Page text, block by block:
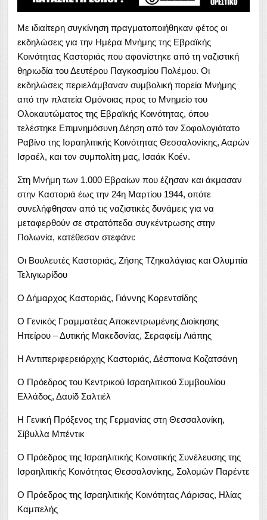
Με ιδιαίτερη συγκίνηση πραγματοποιήθηκαν φέτος οι
εκδηλώσεις για την Ημέρα Μνήμης της Εβραϊκής
Κοινότητας Καστοριάς που αφανίστηκε από τη ναζιστική
θηριωδία του Δευτέρου Παγκοσμίου Πολέμου. Οι
εκδηλώσεις περιελάμβαναν συμβολική πορεία Μνήμης
από την πλατεία Ομόνοιας προς το Μνημείο του
Ολοκαυτώματος της Εβραϊκής Κοινότητας, όπου
τελέστηκε Επιμνημόσυνη Δέηση από τον Σοφολογιότατο
Ραβίνο της Ισραηλιτικής Κοινότητας Θεσσαλονίκης, Ααρών
Ισραέλ, και τον συμπολίτη μας, Ισαάκ Κοέν.
Στη Μνήμη των 1.000 Εβραίων που έζησαν και άκμασαν
στην Καστοριά έως την 24η Μαρτίου 1944, οπότε
συνελήφθησαν από τις ναζιστικές δυνάμεις για να
μεταφερθούν σε στρατόπεδα συγκέντρωσης στην
Πολωνία, κατέθεσαν στεφάνι:
Οι Βουλευτές Καστοριάς, Ζήσης Τζηκαλάγιας και Ολυμπία
Τελιγιωρίδου
Ο Δήμαρχος Καστοριάς, Γιάννης Κορεντσίδης
Ο Γενικός Γραμματέας Αποκεντρωμένης Διοίκησης
Ηπείρου – Δυτικής Μακεδονίας, Σεραφείμ Λιάπης
Η Αντιπεριφερειάρχης Καστοριάς, Δέσποινα Κοζατσάνη
Ο Πρόεδρος του Κεντρικού Ισραηλιτικού Συμβουλίου
Ελλάδος, Δαυίδ Σαλτιέλ
Η Γενική Πρόξενος της Γερμανίας στη Θεσσαλονίκη,
Σίβυλλα Μπέντικ
Ο Πρόεδρος της Ισραηλιτικής Κοινοτικής Συνέλευσης της
Ισραηλιτικής Κοινότητας Θεσσαλονίκης, Σολομών Παρέντε
Ο Πρόεδρος της Ισραηλιτικής Κοινότητας Λάρισας, Ηλίας
Καμπελής